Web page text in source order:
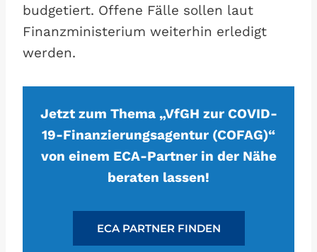
budgetiert. Offene Fälle sollen laut
Finanzministerium weiterhin erledigt
werden.
Jetzt zum Thema „VfGH zur COVID-
19-Finanzierungsagentur (COFAG)“
von einem ECA-Partner in der Nähe
beraten lassen!
ECA PARTNER FINDEN